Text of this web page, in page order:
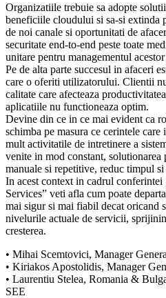
Organizatiile trebuie sa adopte
beneficiile cloudului si sa-si extinda
de noi canale si oportunitati de
securitate end-to-end peste toate
unitare pentru managementul
Pe de alta parte succesul in afaceri
care o oferiti utilizatorului. Clientii
calitate care afecteaza
aplicatiile nu functioneaza optim.
Devine din ce in ce mai evident ca
schimba pe masura ce cerintele care
mult activitatile de intretinere a
venite in mod constant,
manuale si repetitive, reduc timpul
In acest context in cadrul
Services” veti afla cum poate
mai sigur si mai fiabil decat oricand
nivelurile actuale de servicii,
cresterea.
• Mihai Scemtovici, Manager
• Kiriakos Apostolidis, Manager
• Laurentiu Stelea, Romania &
SEE